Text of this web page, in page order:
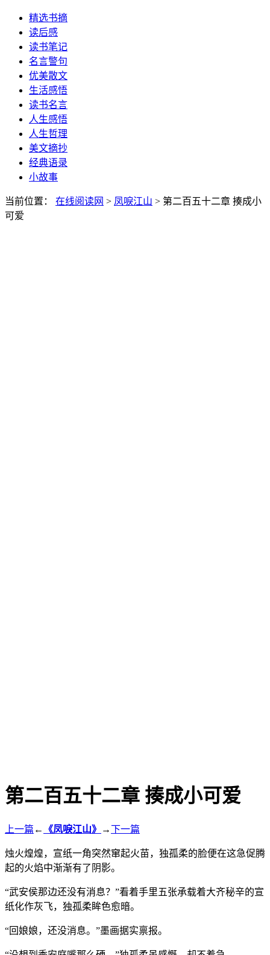
精选书摘
读后感
读书笔记
名言警句
优美散文
生活感悟
读书名言
人生感悟
人生哲理
美文摘抄
经典语录
小故事
当前位置： 在线阅读网 > 凤唳江山 > 第二百五十二章 揍成小
可爱
第二百五十二章 揍成小可爱
上一篇 ← 《凤唳江山》 →下一篇
烛火煌煌，宣纸一角突然窜起火苗，独孤柔的脸便在这急促腾
起的火焰中渐渐有了阴影。
“武安侯那边还没有消息？”看着手里五张承载着大齐秘辛的宣
纸化作灰飞，独孤柔眸色愈暗。
“回娘娘，还没消息。”墨画据实禀报。